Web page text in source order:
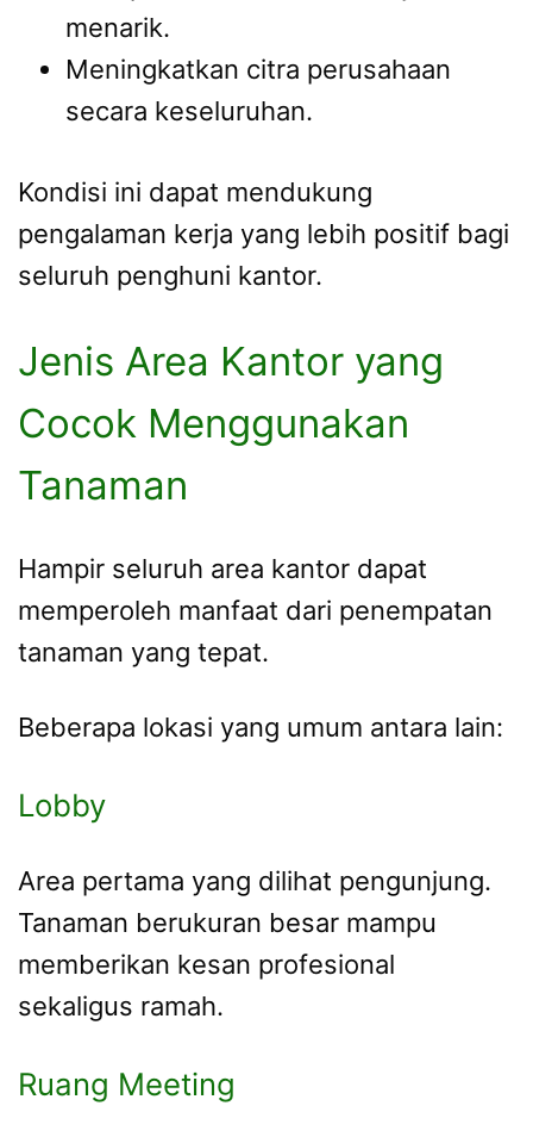
menarik.
Meningkatkan citra perusahaan
secara keseluruhan.
Kondisi ini dapat mendukung
pengalaman kerja yang lebih positif bagi
seluruh penghuni kantor.
Jenis Area Kantor yang
Cocok Menggunakan
Tanaman
Hampir seluruh area kantor dapat
memperoleh manfaat dari penempatan
tanaman yang tepat.
Beberapa lokasi yang umum antara lain:
Lobby
Area pertama yang dilihat pengunjung.
Tanaman berukuran besar mampu
memberikan kesan profesional
sekaligus ramah.
Ruang Meeting